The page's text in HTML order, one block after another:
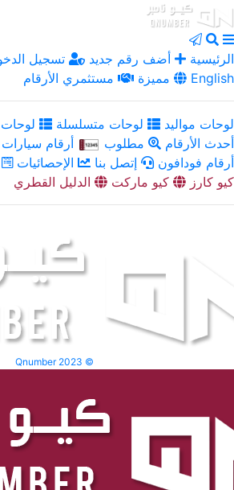
الرئيسية أضف رقم جديد تسجيل
مميزة
مستثمري الأرقام English
لوحات مواليد لوحات متسلسلة
لوحات
أحدث الأرقام
مطلوب أرقام سيارات
أرقام فودافون
إتصل بنا الإحصائيات
كيو كارز
كيو ماركت الدليل القطري
Qnumber 2023 ©